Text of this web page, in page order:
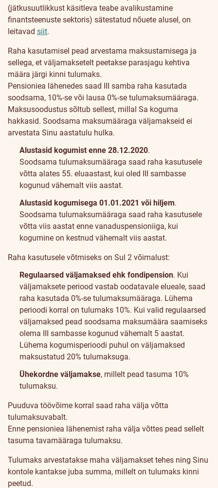
(jätkusuutlikkust käsitleva teabe avalikustamine
finantsteenuste sektoris) sätestatud nõuete alusel, on
leitavad siit.
Väljamaksed
III
sambast
Raha kasutamisel pead arvestama maksustamisega ja
sellega, et väljamaksetelt peetakse parasjagu kehtiva
määra järgi kinni tulumaks.
Pensioniea lähenedes saad III samba raha kasutada
soodsama, 10%-se või lausa 0%-se tulumaksumääraga.
Maksusoodustus sõltub sellest, millal Sa koguma
hakkasid. Soodsama maksumääraga väljamakseid ei
arvestata Sinu aastatulu hulka.
Alustasid kogumist enne 28.12.2020.
Soodsama tulumaksumääraga saad raha kasutusele
võtta alates 55. eluaastast, kui oled III sambasse
kogunud vähemalt viis aastat.
Alustasid kogumisega 01.01.2021 või hiljem.
Soodsama tulumaksumääraga saad raha kasutusele
võtta viis aastat enne vanaduspensioniiga, kui
kogumine on kestnud vähemalt viis aastat.
Raha kasutusele võtmiseks on Sul 2 võimalust:
Regulaarsed väljamaksed ehk fondipension. Kui
väljamaksete periood vastab oodatavale elueale, saad
raha kasutada 0%-se tulumaksumääraga. Lühema
perioodi korral on tulumaks 10%. Kui valid regulaarsed
väljamaksed pead soodsama maksumäära saamiseks
olema III sambasse kogunud vähemalt 5 aastat.
Lühema kogumisperioodi puhul on väljamaksed
maksustatud 20% tulumaksuga.
Ühekordne väljamakse, millelt pead tasuma 10%
tulumaksu.
Puuduva töövõime korral saad raha välja võtta
tulumaksuvabalt.
Enne pensioniea lähenemist raha välja võttes pead sellelt
tasuma tavamääraga tulumaksu.
Tulumaks arvestatakse maha väljamakset tehes ning Sinu
kontole kantakse juba summa, millelt on tulumaks kinni
peetud.